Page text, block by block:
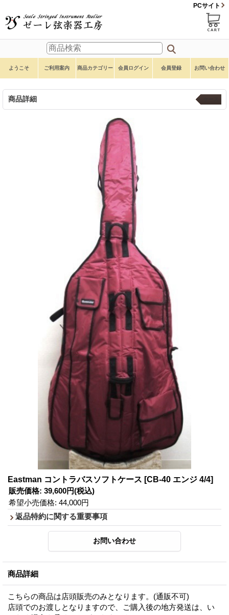
PCサイト
ようこそ ご利用案内 商品カテゴリー 会員ログイン 会員登録 お問い合わせ
商品詳細
Eastman コントラバスソフトケース [CB-40 エンジ 4/4]
販売価格: 39,600円(税込)
希望小売価格: 44,000円
返品特約に関する重要事項
商品詳細
こちらの商品は店頭販売のみとなります。(通販不可)
店頭でのお渡しとなりますので、ご購入後の地方発送は、い